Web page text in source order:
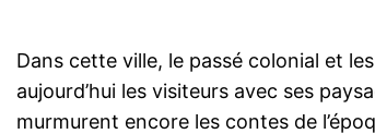
Dans cette ville, le passé colonial et
aujourd’hui les visiteurs avec ses
murmurent encore les contes de